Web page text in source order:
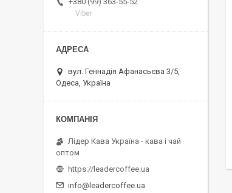
Viber
вул. Геннадія Афанасьєва 3/5,
Одеса, Україна
Лідер Кава Україна - кава і чай
оптом
https://leadercoffee.ua
info@leadercoffee.ua